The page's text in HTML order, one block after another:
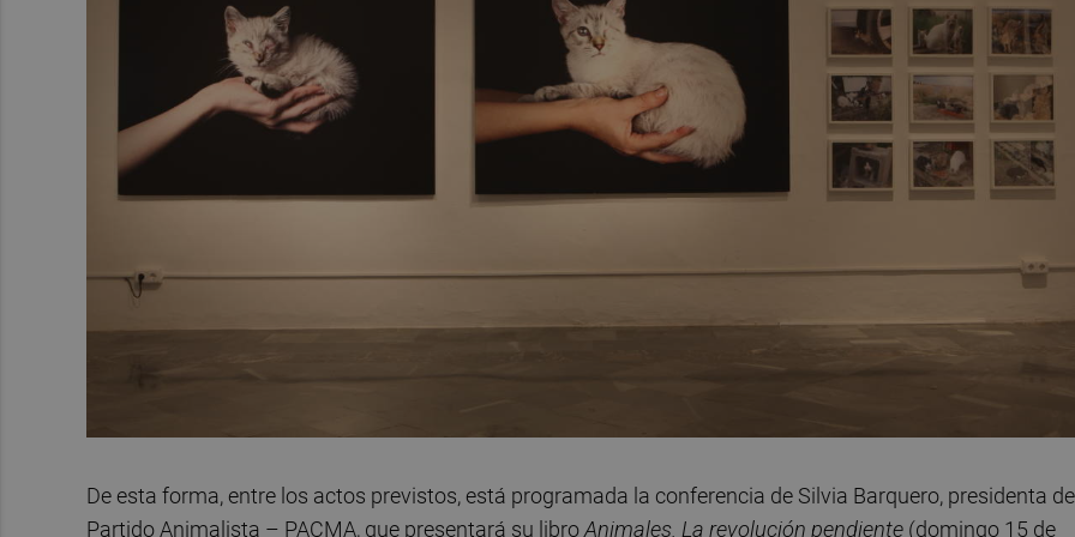
De esta forma, entre los actos previstos, está programada la conferencia de Silvia Barquero, presidenta
Partido Animalista – PACMA, que presentará su libroAnimales. La revolución pendiente (domingo 15 de